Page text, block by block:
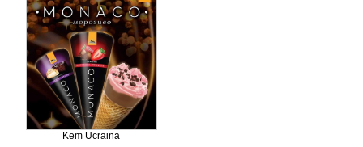
Kem Ucraina